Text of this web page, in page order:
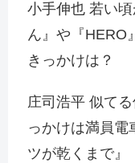
小手伸也 若い
ん』や『HERO
きっかけは？
庄司浩平 似て
っかけは満員電
ツが乾くまで』